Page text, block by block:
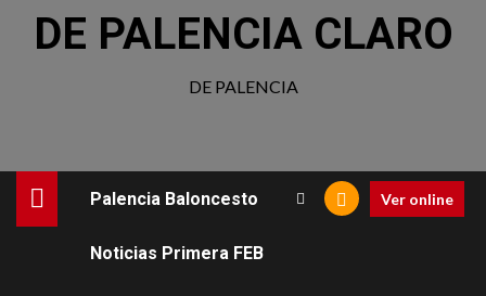
DE PALENCIA CLARO
DE PALENCIA
Palencia Baloncesto
Noticias Primera FEB
Ver online